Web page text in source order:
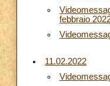
febbraio
11.02.2022